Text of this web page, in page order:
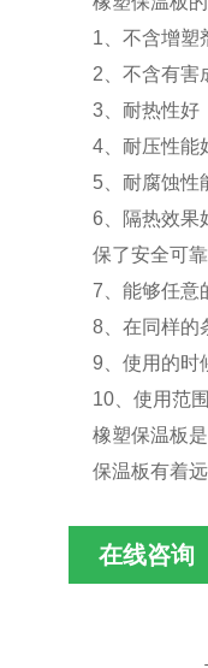
1、不含增塑
2、不含有害
3、耐热性好
4、耐压性能
5、耐腐蚀性
6、隔热效果
保了安全可
7、能够任意
8、在同样的
9、使用的时
10、使用范
橡塑保温板
保温板有着
在线咨询